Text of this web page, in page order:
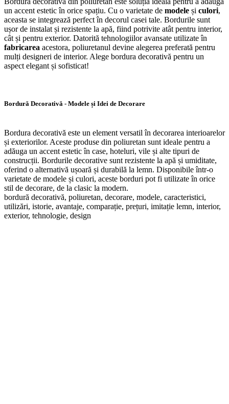
un accent estetic în orice spațiu. Cu o varietate de modele și culori,
aceasta se integrează perfect în decorul casei tale. Bordurile sunt
ușor de instalat și rezistente la apă, fiind potrivite atât pentru interior,
cât și pentru exterior. Datorită tehnologiilor avansate utilizate în
fabricarea acestora, poliuretanul devine alegerea preferată pentru
mulți designeri de interior. Alege bordura decorativă pentru un
aspect elegant și sofisticat!
Bordură Decorativă - Modele și Idei de Decorare
Bordura decorativă este un element versatil în decorarea interioarelor
și exteriorilor. Aceste produse din poliuretan sunt ideale pentru a
adăuga un accent estetic în case, hoteluri, vile și alte tipuri de
construcții. Bordurile decorative sunt rezistente la apă și umiditate,
oferind o alternativă ușoară și durabilă la lemn. Disponibile într-o
varietate de modele și culori, aceste borduri pot fi utilizate în orice
stil de decorare, de la clasic la modern.
bordură decorativă, poliuretan, decorare, modele, caracteristici,
utilizări, istorie, avantaje, comparație, prețuri, imitație lemn, interior,
exterior, tehnologie, design